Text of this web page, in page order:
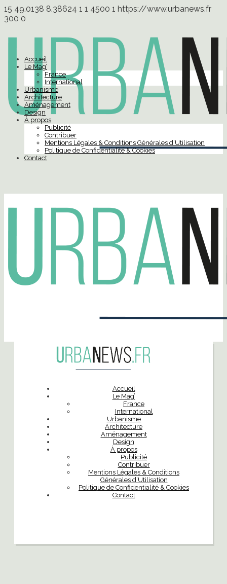
15 49.0138 8.38624 1 1 4500 1 https://www.urbanews.fr
300 0
Accueil
Le Mag’
France
International
Urbanisme
Architecture
Aménagement
Design
À propos
Publicité
Contribuer
Mentions Légales & Conditions Générales d’Utilisation
Politique de Confidentialité & Cookies
Contact
Accueil
Le Mag’
France
International
Urbanisme
Architecture
Aménagement
Design
À propos
Publicité
Contribuer
Mentions Légales & Conditions
Générales d’Utilisation
Politique de Confidentialité & Cookies
Contact